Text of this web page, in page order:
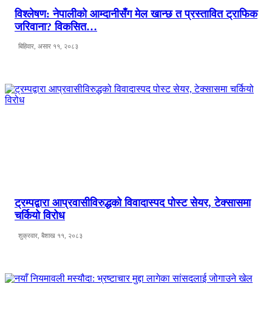
विश्लेषण: नेपालीको आम्दानीसँग मेल खान्छ त प्रस्तावित ट्राफिक
जरिवाना? विकसित…
बिहिवार, असार ११, २०८३
ट्रम्पद्वारा आप्रवासीविरुद्धको विवादास्पद पोस्ट सेयर, टेक्सासमा
चर्कियो विरोध
शुक्रवार, बैशाख ११, २०८३